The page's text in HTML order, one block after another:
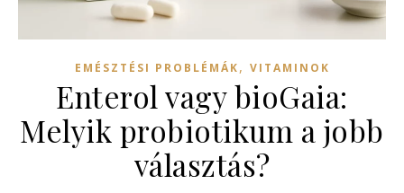
EMÉSZTÉSI PROBLÉMÁK, VITAMINOK
Enterol vagy bioGaia:
Melyik probiotikum a jobb
választás?